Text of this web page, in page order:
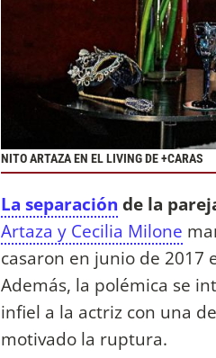
NITO ARTAZA EN EL LIVING DE +CARAS
La separación de la
Artaza y Cecilia Milone
casaron en junio de 2017
Además, la polémica se
infiel a la actriz con una
motivado la ruptura.